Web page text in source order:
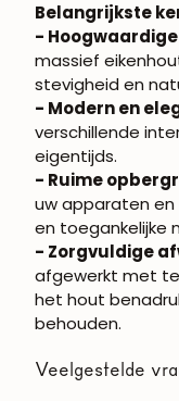
Belangrijkste
-
massief
stevigheid en
- Modern en
verschillende
eigentijds.
- Ruime
uw apparaten
en toegankelijke
- Zorgvuldige
afgewerkt met
het hout
behouden.
Veelgestelde